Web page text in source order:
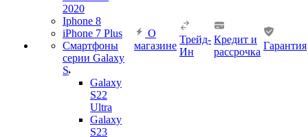
2020
Iphone 8
iPhone 7 Plus
Смартфоны
серии Galaxy
S
Galaxy
S22
Ultra
Galaxy
S23
О
магазине
Трейд-
Ин
Кредит и
рассрочка
Гарантия